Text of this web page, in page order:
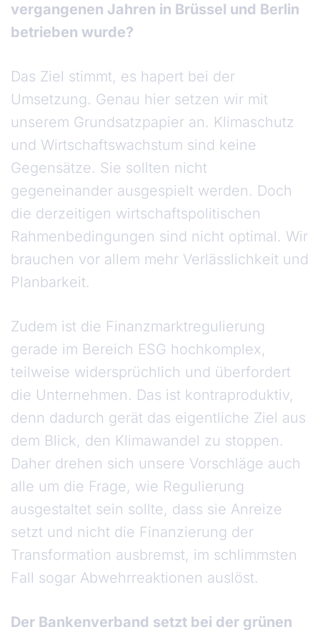
vergangenen Jahren in Brüssel und Berlin
betrieben wurde?
Das Ziel stimmt, es hapert bei der
Umsetzung. Genau hier setzen wir mit
unserem Grundsatzpapier an. Klimaschutz
und Wirtschaftswachstum sind keine
Gegensätze. Sie sollten nicht
gegeneinander ausgespielt werden. Doch
die derzeitigen wirtschaftspolitischen
Rahmenbedingungen sind nicht optimal. Wir
brauchen vor allem mehr Verlässlichkeit und
Planbarkeit.
Zudem ist die Finanzmarktregulierung
gerade im Bereich ESG hochkomplex,
teilweise widersprüchlich und überfordert
die Unternehmen. Das ist kontraproduktiv,
denn dadurch gerät das eigentliche Ziel aus
dem Blick, den Klimawandel zu stoppen.
Daher drehen sich unsere Vorschläge auch
alle um die Frage, wie Regulierung
ausgestaltet sein sollte, dass sie Anreize
setzt und nicht die Finanzierung der
Transformation ausbremst, im schlimmsten
Fall sogar Abwehrreaktionen auslöst.
Der Bankenverband setzt bei der grünen